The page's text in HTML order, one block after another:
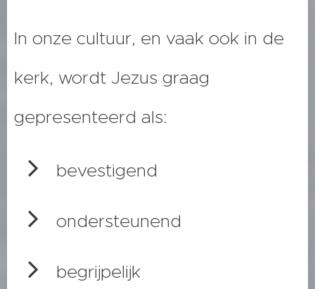
In onze cultuur, en vaak ook in de
kerk, wordt Jezus graag
gepresenteerd als:
bevestigend
ondersteunend
begrijpelijk